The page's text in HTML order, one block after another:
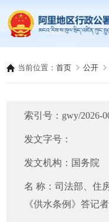
当前位置：首页 公开
索引号： gwy/2026-
发文字号：
发文机构： 国务院
名 称：司法部、住
《供水条例》答记